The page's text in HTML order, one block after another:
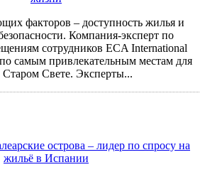
факторов – доступность жилья и
Компания-эксперт по
сотрудников ECA International
самым привлекательным местам для
Свете. Эксперты...
острова – лидер по спросу на
жильё в Испании